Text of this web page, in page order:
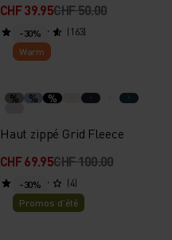
CHF 39.95CHF 50.00
(163)
-30%
Warm
% % %
Haut zippé Grid Fleece
CHF 69.95CHF 100.00
(4)
-30%
Promos d’été